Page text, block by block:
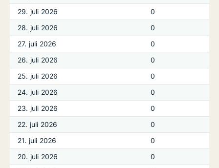
29. juli 2026
0
28. juli 2026
0
27. juli 2026
0
26. juli 2026
0
25. juli 2026
0
24. juli 2026
0
23. juli 2026
0
22. juli 2026
0
21. juli 2026
0
20. juli 2026
0